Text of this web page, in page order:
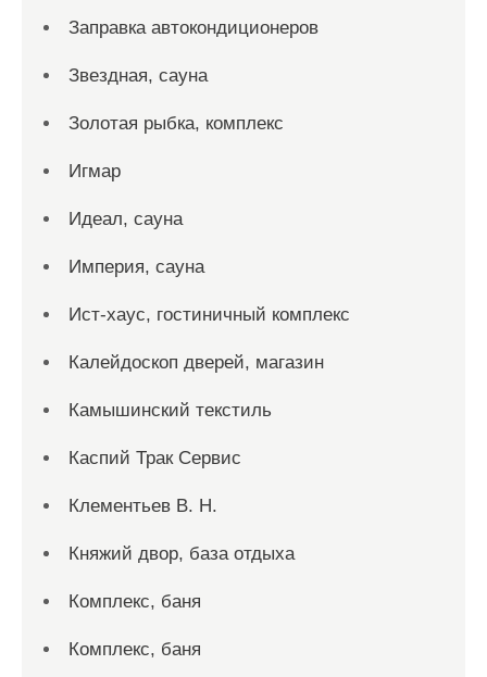
Заправка автокондиционеров
Звездная, сауна
Золотая рыбка, комплекс
Игмар
Идеал, сауна
Империя, сауна
Ист-хаус, гостиничный комплекс
Калейдоскоп дверей, магазин
Камышинский текстиль
Каспий Трак Сервис
Клементьев В. Н.
Княжий двор, база отдыха
Комплекс, баня
Комплекс, баня